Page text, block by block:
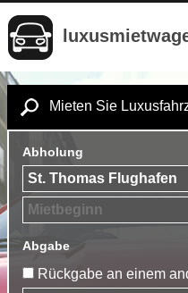
Mieten Sie
Abholung
Abgabe
Rückgabe an einem